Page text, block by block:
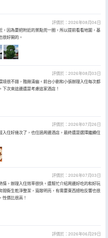
評價於：2026年08月04日
，因為要把附近的景點兜一圈，所以提前看看地圖，基
很好開的。
評價於：2026年08月03日
境很不錯，雅緻清幽。前台小劉和小張辦理入住每次都
次來這邊還是考慮這家酒店！
評價於：2026年07月26日
入住好幾次了，也住過周邊酒店，最終還是選擇繼續住
評價於：2026年07月03日
情，辦理入住效率很快。還幫忙介紹周邊好吃的和好玩
間衞生乾淨整潔，寬敞明亮，有需要東西總枱反響也很
性價比很高！
評價於：2026年06月29日